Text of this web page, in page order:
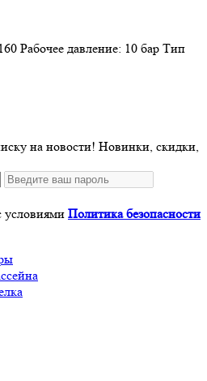
Рабочее давление: 10 бар Тип
на новости! Новинки, скидки,
условиями Политика безопасности